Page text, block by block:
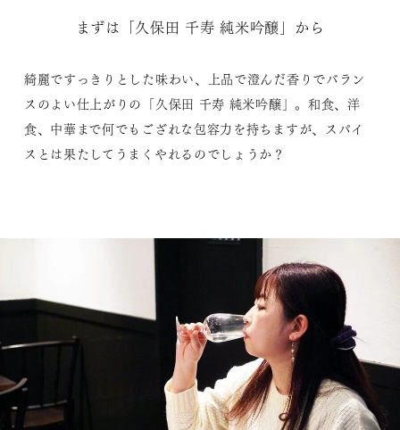
まずは「久保田 千寿 純米吟醸」から
綺麗ですっきりとした味わい、上品で澄んだ香りでバラン
スのよい仕上がりの「久保田 千寿 純米吟醸」。和食、洋
食、中華まで何でもござれな包容力を持ちますが、スパイ
スとは果たしてうまくやれるのでしょうか？